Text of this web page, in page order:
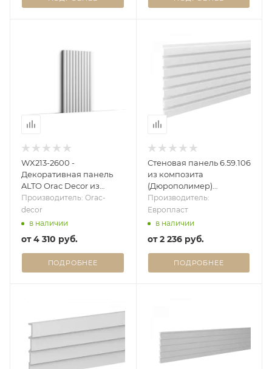
WX213-2600 -
Декоративная панель
ALTO Orac Decor из
дюрополимера
Производитель: Orac-
decor
в наличии
от4 310 руб.
ПОДРОБНЕЕ
Стеновая панель 6.59.106
из композита
(Дюрополимер)
Европласт - 3D панель
Производитель:
Европласт
в наличии
от2 236 руб.
ПОДРОБНЕЕ